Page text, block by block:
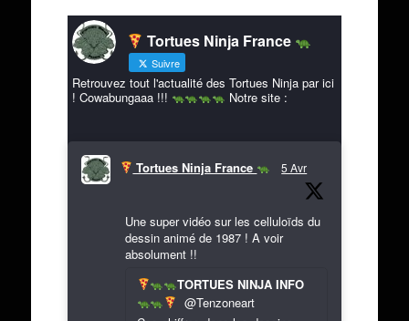
Tortues Ninja France
Suivre
Retrouvez tout l'actualité des Tortues Ninja par ici
! Cowabungaaa !!!
Notre site :
Tortues Ninja France 5 Avr
Une super vidéo sur les celluloïds du
dessin animé de 1987 ! A voir
absolument !!
TORTUES NINJA INFO
@Tenzoneart